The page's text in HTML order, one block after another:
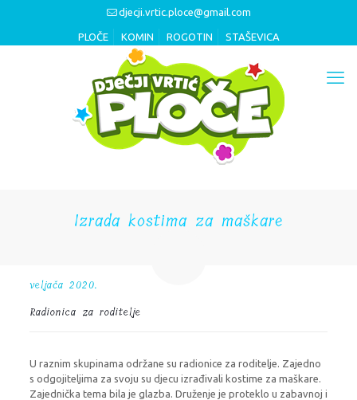
djecji.vrtic.ploce@gmail.com
PLOČE KOMIN ROGOTIN STAŠEVICA
Izrada kostima za maškare
veljača 2020.
Radionica za roditelje
U raznim skupinama održane su radionice za roditelje. Zajedno
s odgojiteljima za svoju su djecu izrađivali kostime za maškare.
Zajednička tema bila je glazba. Druženje je proteklo u zabavnoj i